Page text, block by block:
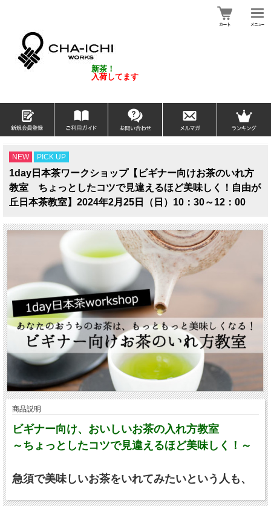
新茶！
入荷してます
NEW PICK UP
1day日本茶ワークショップ【ビギナー向けお茶のいれ方
教室 ちょっとしたコツで見違えるほど美味しく！自由が
丘日本茶教室】2024年2月25日（日）10：30～12：00
商品説明
ビギナー向け、おいしいお茶の入れ方教室
～ちょっとしたコツで見違えるほど美味しく！～
急須で美味しいお茶をいれてみたいという人も、